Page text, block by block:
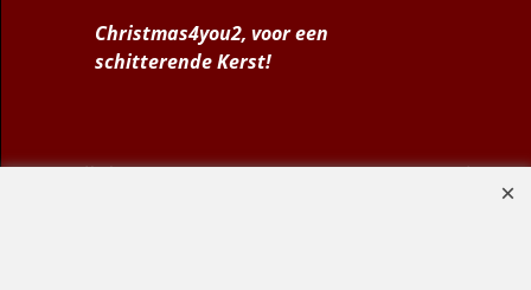
Christmas4you2, voor een
schitterende Kerst!
Verlanglijstje|Hoe bestellen|Verzenden |Betalen|Uw privacy|